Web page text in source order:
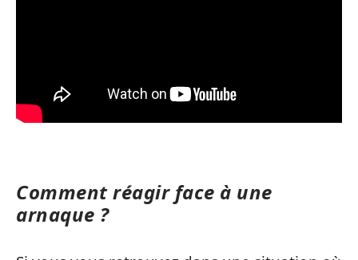
Comment réagir face à une
arnaque ?